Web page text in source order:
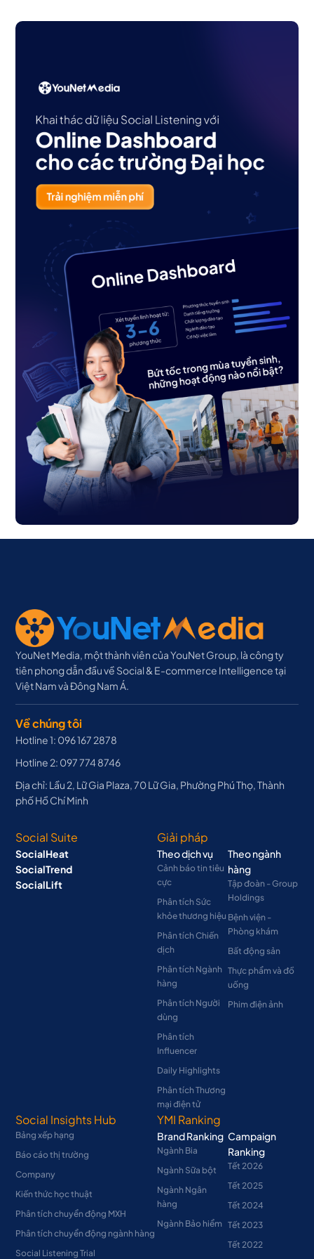
YouNet Media, một thành viên của YouNet Group, là công ty
tiên phong dẫn đầu về Social & E-commerce Intelligence tại
Việt Nam và Đông Nam Á.
Về chúng tôi
Hotline 1: 096 167 2878
Hotline 2: 097 774 8746
Địa chỉ: Lầu 2, Lữ Gia Plaza, 70 Lữ Gia, Phường Phú Thọ, Thành
phố Hồ Chí Minh
Social Suite
SocialHeat
SocialTrend
SocialLift
Giải pháp
Theo dịch vụ
Cảnh báo tin tiêu
cực
Phân tích Sức
khỏe thương hiệu
Phân tích Chiến
dịch
Phân tích Ngành
hàng
Phân tích Người
dùng
Phân tích
Influencer
Daily Highlights
Phân tích Thương
mại điện tử
Theo ngành
hàng
Tập đoàn - Group
Holdings
Bệnh viện -
Phòng khám
Bất động sản
Thực phẩm và đồ
uống
Phim điện ảnh
Social Insights Hub
Bảng xếp hạng
Báo cáo thị trường
Company
Kiến thức học thuật
Phân tích chuyển động MXH
Phân tích chuyển động ngành hàng
Social Listening Trial
YMI Ranking
Brand Ranking
Ngành Bia
Ngành Sữa bột
Ngành Ngân
hàng
Ngành Bảo hiểm
Campaign
Ranking
Tết 2026
Tết 2025
Tết 2024
Tết 2023
Tết 2022